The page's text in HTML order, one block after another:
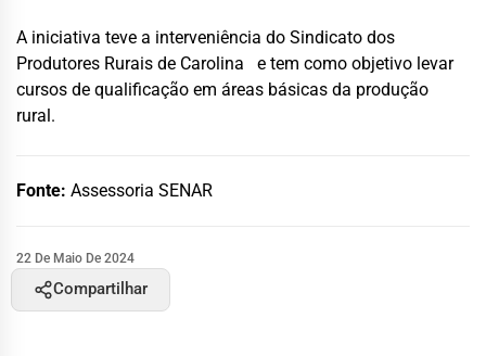
A iniciativa teve a interveniência do Sindicato dos
Produtores Rurais de Carolina e tem como objetivo levar
cursos de qualificação em áreas básicas da produção
rural.
Fonte: Assessoria SENAR
22 De Maio De 2024
Compartilhar